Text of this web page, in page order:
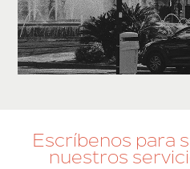
Escríbenos para
nuestros